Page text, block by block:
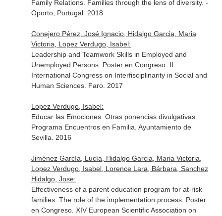
Family Relations. Families through the lens of diversity. -
Oporto, Portugal. 2018
Conejero Pérez, José Ignacio, Hidalgo Garcia, Maria
Victoria, Lopez Verdugo, Isabel:
Leadership and Teamwork Skills in Employed and
Unemployed Persons. Poster en Congreso. II
International Congress on Interfisciplinarity in Social and
Human Sciences. Faro. 2017
Lopez Verdugo, Isabel:
Educar las Emociones. Otras ponencias divulgativas.
Programa Encuentros en Familia. Ayuntamiento de
Sevilla. 2016
Jiménez García, Lucía, Hidalgo Garcia, Maria Victoria,
Lopez Verdugo, Isabel, Lorence Lara, Bárbara, Sanchez
Hidalgo, Jose:
Effectiveness of a parent education program for at-risk
families. The role of the implementation process. Poster
en Congreso. XIV European Scientific Association on